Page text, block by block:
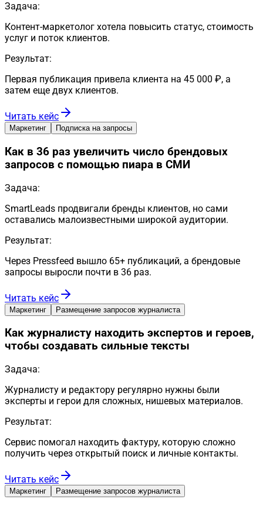
Задача:
Контент-маркетолог хотела повысить статус, стоимость
услуг и поток клиентов.
Результат:
Первая публикация привела клиента на 45 000 ₽, а
затем еще двух клиентов.
Читать кейс
Маркетинг Подписка на запросы
Как в 36 раз увеличить число брендовых
запросов с помощью пиара в СМИ
Задача:
SmartLeads продвигали бренды клиентов, но сами
оставались малоизвестными широкой аудитории.
Результат:
Через Pressfeed вышло 65+ публикаций, а брендовые
запросы выросли почти в 36 раз.
Читать кейс
Маркетинг Размещение запросов журналиста
Как журналисту находить экспертов и героев,
чтобы создавать сильные тексты
Задача:
Журналисту и редактору регулярно нужны были
эксперты и герои для сложных, нишевых материалов.
Результат:
Сервис помогал находить фактуру, которую сложно
получить через открытый поиск и личные контакты.
Читать кейс
Маркетинг Размещение запросов журналиста